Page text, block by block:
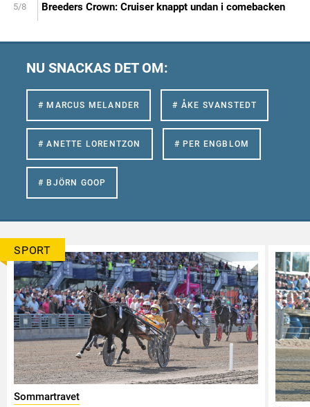
5/8 Breeders Crown: Cruiser knappt undan i comebacken
NU SNACKAS DET OM:
# MARCUS MELANDER # ÅKE SVANSTEDT
# ANETTE LORENTZON # PER ENGBLOM
# BJÖRN GOOP
SPORT
Sommartravet